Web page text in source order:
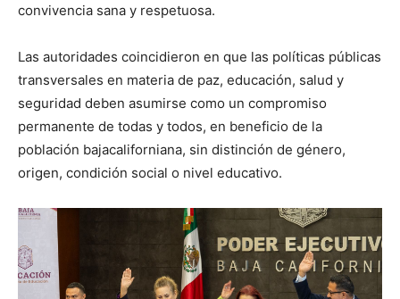
convivencia sana y respetuosa.
Las autoridades coincidieron en que las políticas públicas
transversales en materia de paz, educación, salud y
seguridad deben asumirse como un compromiso
permanente de todas y todos, en beneficio de la
población bajacaliforniana, sin distinción de género,
origen, condición social o nivel educativo.